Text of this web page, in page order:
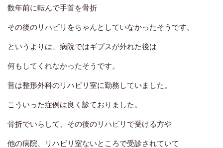
数年前に転んで手首を骨折
その後のリハビリをちゃんとしていなかったそうです。
というよりは、 病院ではギブスが外れた後は
何もしてくれなかったそうです。
昔は整形外科のリハビリ室に勤務していました。
こういった症例は良く診ておりました。
骨折でいらして、その後のリハビリで受ける方や
他の病院、リハビリ室ないところで受診されていて